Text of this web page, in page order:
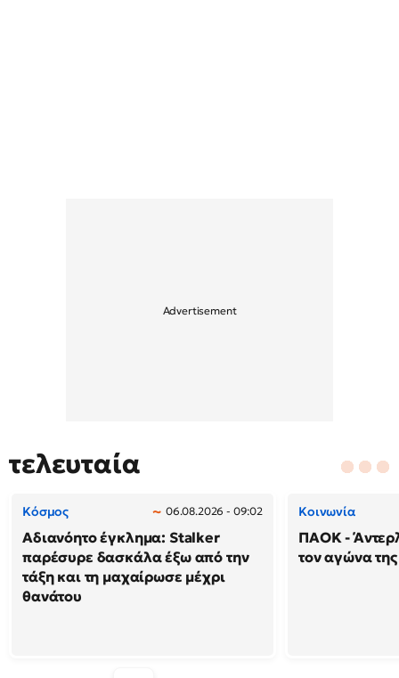
τελευταία
Κόσμος 06.08.2026 - 09:02
Αδιανόητο έγκλημα: Stalker
παρέσυρε δασκάλα έξω από την
τάξη και τη μαχαίρωσε μέχρι
θανάτου
Κοινωνία
ΠΑΟΚ -
τον αγώνα